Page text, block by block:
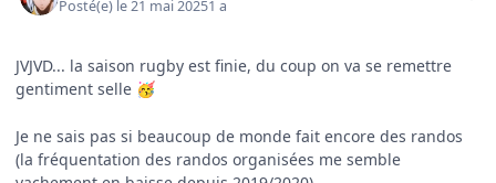
Posté(e) le 21 mai 20251 a
JVJVD... la saison rugby est finie, du coup on va se remettre
gentiment selle 🥳
Je ne sais pas si beaucoup de monde fait encore des randos
(la fréquentation des randos organisées me semble